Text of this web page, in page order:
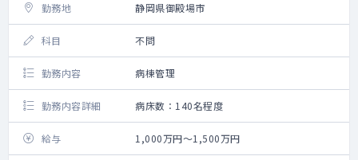
勤務地 静岡県御殿場市
科目 不問
勤務内容 病棟管理
勤務内容詳細 病床数：140名程度
給与 1,000万円～1,500万円